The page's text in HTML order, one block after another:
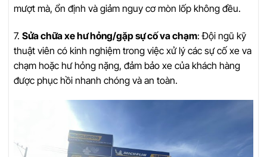
mượt mà, ổn định và giảm nguy cơ mòn lốp không đều.
7. Sửa chữa xe hư hỏng/gặp sự cố va chạm: Đội ngũ kỹ
thuật viên có kinh nghiệm trong việc xử lý các sự cố xe va
chạm hoặc hư hỏng nặng, đảm bảo xe của khách hàng
được phục hồi nhanh chóng và an toàn.